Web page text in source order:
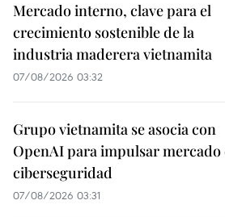
Mercado interno, clave para el
crecimiento sostenible de la
industria maderera vietnamita
07/08/2026 03:32
Grupo vietnamita se asocia con
OpenAI para impulsar mercado
ciberseguridad
07/08/2026 03:31